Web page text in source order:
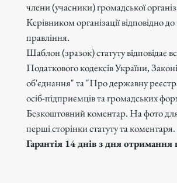
члени (учасники) громадської
Керівником організації відповідно
правління.
Шаблон (зразок) статуту відповідає
Податкового кодексів України,
об'єднання" та "Про державну
осіб-підприємців та громадських
Безкоштовний коментар. На фото
перші сторінки статуту та коментаря.
Гарантія 14 днів з дня